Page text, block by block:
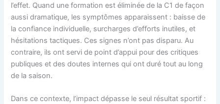
l’effet. Quand une formation est éliminée de la C1 de façon
aussi dramatique, les symptômes apparaissent : baisse de
la confiance individuelle, surcharges d’efforts inutiles, et
hésitations tactiques. Ces signes n’ont pas disparu. Au
contraire, ils ont servi de point d’appui pour des critiques
publiques et des doutes internes qui ont duré tout au long
de la saison.
Dans ce contexte, l’impact dépasse le seul résultat sportif :